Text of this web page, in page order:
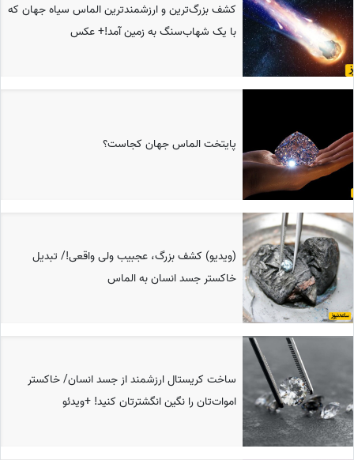
کشف بزرگ‌ترین و ارزشمندترین الماس سیاه جهان که
با یک شهاب‌سنگ به زمین آمد!+ عکس
پایتخت الماس جهان کجاست؟
(ویدیو) کشف بزرگ، عجبیب ولی واقعی!/ تبدیل
خاکستر جسد انسان به الماس
ساخت کریستال ارزشمند از جسد انسان/ خاکستر
اموات‌تان را نگین انگشترتان کنید! +ویدئو